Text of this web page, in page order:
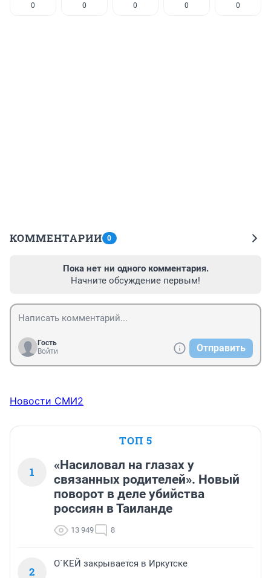
0 0 0 0 0
КОММЕНТАРИИ 0
Пока нет ни одного комментария.
Начните обсуждение первым!
Гость
Войти
Отправить
Новости СМИ2
ТОП 5
1
«Насиловал на глазах у
связанных родителей». Новый
поворот в деле убийства
россиян в Таиланде
13 949 8
2
О`КЕЙ закрывается в Иркутске